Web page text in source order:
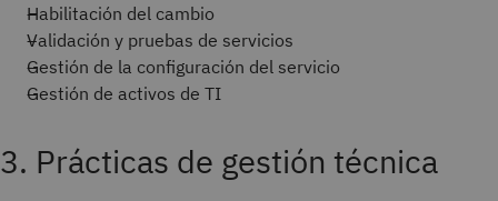
Habilitación del cambio
Validación y pruebas de servicios
Gestión de la configuración del servicio
Gestión de activos de TI
3. Prácticas de gestión técnica